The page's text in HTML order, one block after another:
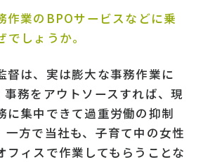
作業のBPOサービスなどに乗
しょうか。
督は、実は膨大な事務作業に
事務をアウトソースすれば、現
に集中できて過重労働の抑制
一方で当社も、子育て中の女性
フィスで作業してもらうことな